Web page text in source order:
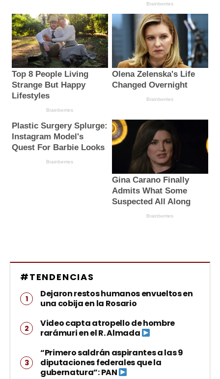
#TENDENCIAS
Dejaron restos humanos envueltos en
una cobija en la Rosario
Video capta atropello de hombre
rarámuri en el R. Almada
“Primero saldrán aspirantes a las 9
diputaciones federales que la
gubernatura”: PAN